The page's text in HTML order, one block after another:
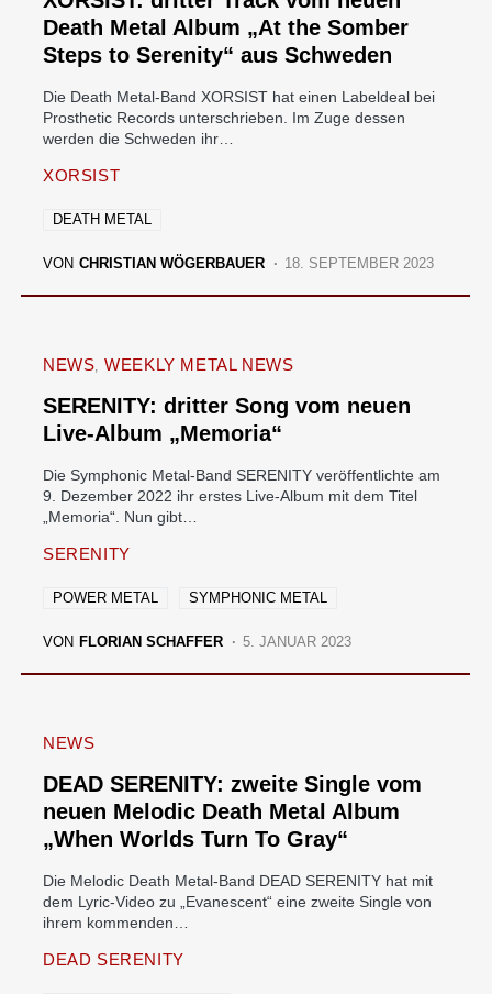
Death Metal Album „At the Somber
Steps to Serenity“ aus Schweden
Die Death Metal-Band XORSIST hat einen Labeldeal bei
Prosthetic Records unterschrieben. Im Zuge dessen
werden die Schweden ihr…
XORSIST
DEATH METAL
VON CHRISTIAN WÖGERBAUER 18. SEPTEMBER 2023
NEWS WEEKLY METAL NEWS
SERENITY: dritter Song vom neuen
Live-Album „Memoria“
Die Symphonic Metal-Band SERENITY veröffentlichte am
9. Dezember 2022 ihr erstes Live-Album mit dem Titel
„Memoria“. Nun gibt…
SERENITY
POWER METAL SYMPHONIC METAL
VON FLORIAN SCHAFFER 5. JANUAR 2023
NEWS
DEAD SERENITY: zweite Single vom
neuen Melodic Death Metal Album
„When Worlds Turn To Gray“
Die Melodic Death Metal-Band DEAD SERENITY hat mit
dem Lyric-Video zu „Evanescent“ eine zweite Single von
ihrem kommenden…
DEAD SERENITY